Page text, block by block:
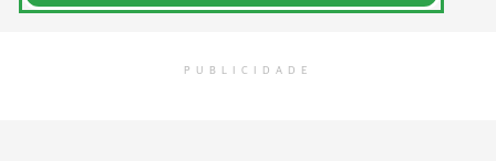
PUBLICIDADE